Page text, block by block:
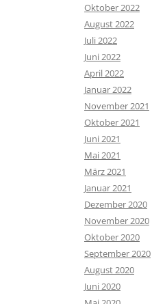
Oktober 2022
August 2022
Juli 2022
Juni 2022
April 2022
Januar 2022
November 2021
Oktober 2021
Juni 2021
Mai 2021
März 2021
Januar 2021
Dezember 2020
November 2020
Oktober 2020
September 2020
August 2020
Juni 2020